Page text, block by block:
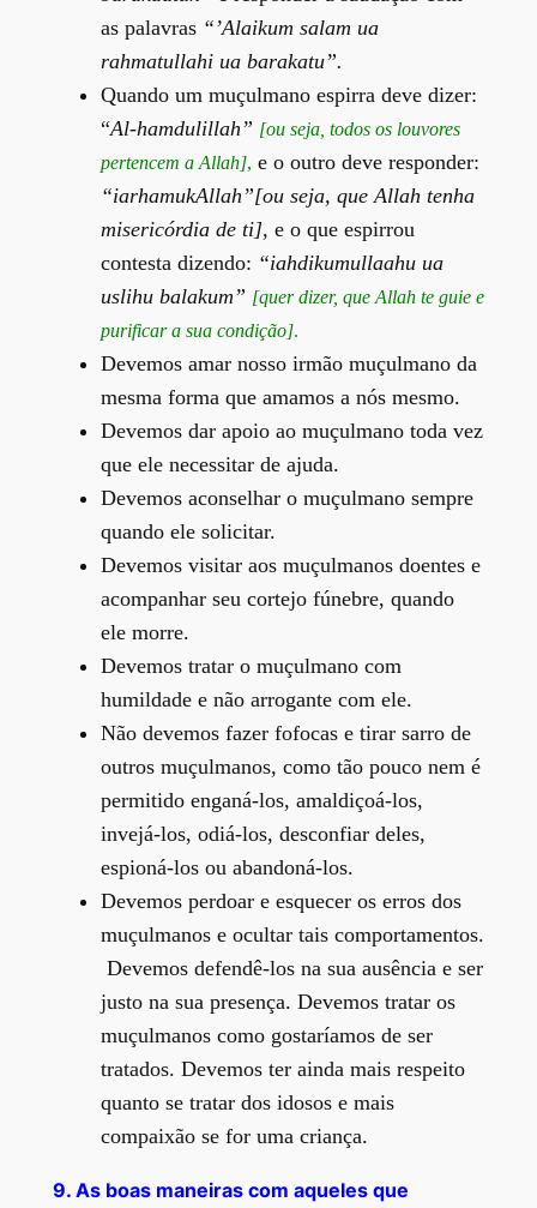
as palavras “’Alaikum salam ua
rahmatullahi ua barakatu”.
Quando um muçulmano espirra deve dizer:
“Al-hamdulillah” [ou seja, todos os louvores
pertencem a Allah], e o outro deve responder:
“iarhamukAllah”[ou seja, que Allah tenha
misericórdia de ti], e o que espirrou
contesta dizendo: “iahdikumullaahu ua
uslihu balakum” [quer dizer, que Allah te guie e
purificar a sua condição].
Devemos amar nosso irmão muçulmano da
mesma forma que amamos a nós mesmo.
Devemos dar apoio ao muçulmano toda vez
que ele necessitar de ajuda.
Devemos aconselhar o muçulmano sempre
quando ele solicitar.
Devemos visitar aos muçulmanos doentes e
acompanhar seu cortejo fúnebre, quando
ele morre.
Devemos tratar o muçulmano com
humildade e não arrogante com ele.
Não devemos fazer fofocas e tirar sarro de
outros muçulmanos, como tão pouco nem é
permitido enganá-los, amaldiçoá-los,
invejá-los, odiá-los, desconfiar deles,
espioná-los ou abandoná-los.
Devemos perdoar e esquecer os erros dos
muçulmanos e ocultar tais comportamentos.
Devemos defendê-los na sua ausência e ser
justo na sua presença. Devemos tratar os
muçulmanos como gostaríamos de ser
tratados. Devemos ter ainda mais respeito
quanto se tratar dos idosos e mais
compaixão se for uma criança.
9. As boas maneiras com aqueles que